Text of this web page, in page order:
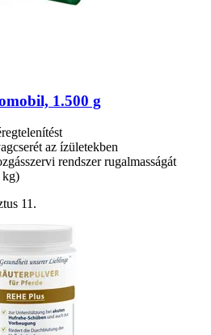
1.500 g
az ízületekben
rendszer rugalmasságát
kg)
11.